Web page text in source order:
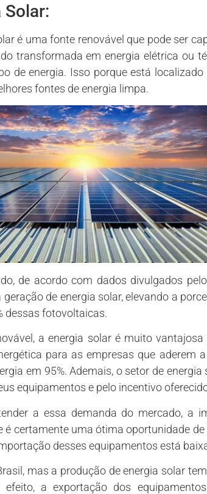
Solar:
é uma fonte renovável que pode ser
transformada em energia elétrica ou
de energia. Isso porque está
fontes de energia limpa.
de acordo com dados divulgados
de energia solar, elevando a
dessas fotovoltaicas.
a energia solar é muito
para as empresas que aderem
em 95%. Ademais, o setor de
equipamentos e pelo incentivo
a essa demanda do mercado, a
é certamente uma ótima oportunidade
desses equipamentos está
mas a produção de energia solar
efeito, a exportação dos